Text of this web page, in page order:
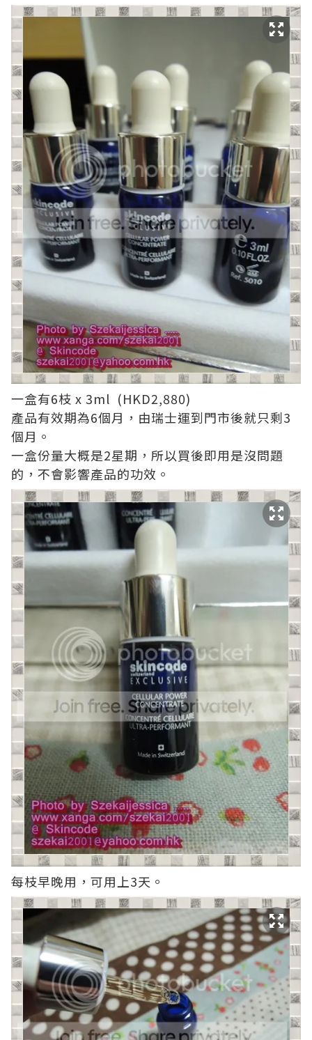
一盒有6枝 x 3ml (HKD2,880)
產品有效期為6個月，由瑞士運到門市後就只剩3
個月。
一盒份量大概是2星期，所以買後即用是沒問題
的，不會影響產品的功效。
每枝早晚用，可用上3天。